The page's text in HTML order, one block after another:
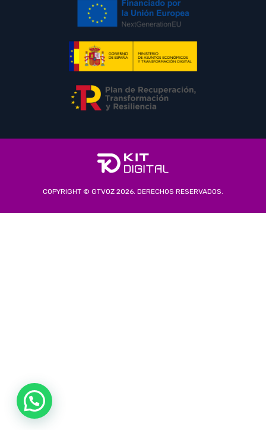
COPYRIGHT © GTVOZ 2026. DERECHOS RESERVADOS.